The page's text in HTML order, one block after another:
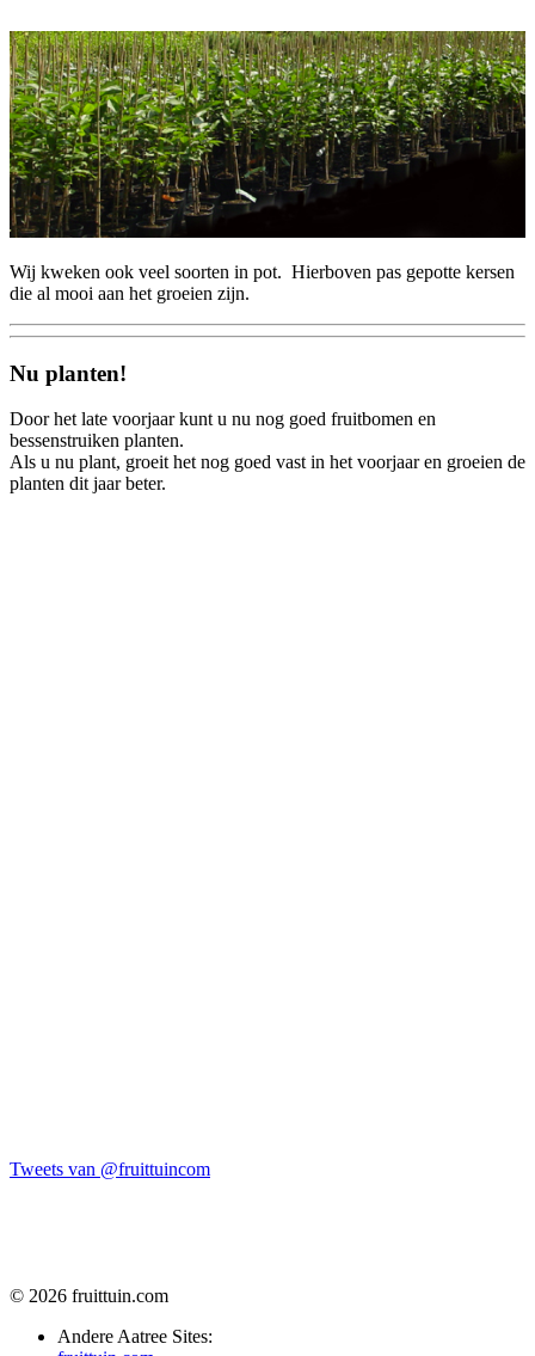
Wij kweken ook veel soorten in pot. Hierboven pas gepotte kersen
die al mooi aan het groeien zijn.
Nu planten!
Door het late voorjaar kunt u nu nog goed fruitbomen en
bessenstruiken planten.
Als u nu plant, groeit het nog goed vast in het voorjaar en groeien de
planten dit jaar beter.
Tweets van @fruittuincom
© 2026 fruittuin.com
Andere Aatree Sites: